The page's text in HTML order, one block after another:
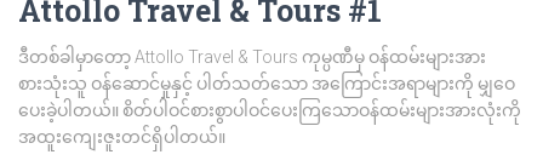
Attollo Travel & Tours #1
ဒီတစ်ခါမှာတော့ Attollo Travel & Tours ကုမ္ပဏီမှ ဝန်ထမ်းများအား
စားသုံးသူ ဝန်ဆောင်မှုနှင့် ပါတ်သတ်သော အကြောင်းအရာများကို မျှဝေ
ပေးခဲ့ပါတယ်။ စိတ်ပါဝင်စားစွာပါဝင်ပေးကြသောဝန်ထမ်းများအားလုံးကို
အထူးကျေးဇူးတင်ရှိပါတယ်။